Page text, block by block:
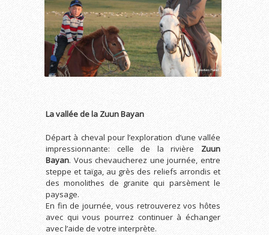
La vallée de la Zuun Bayan
Départ à cheval pour l’exploration d’une vallée
impressionnante: celle de la rivière Zuun
Bayan. Vous chevaucherez une journée, entre
steppe et taïga, au grès des reliefs arrondis et
des monolithes de granite qui parsèment le
paysage.
En fin de journée, vous retrouverez vos hôtes
avec qui vous pourrez continuer à échanger
avec l’aide de votre interprète.